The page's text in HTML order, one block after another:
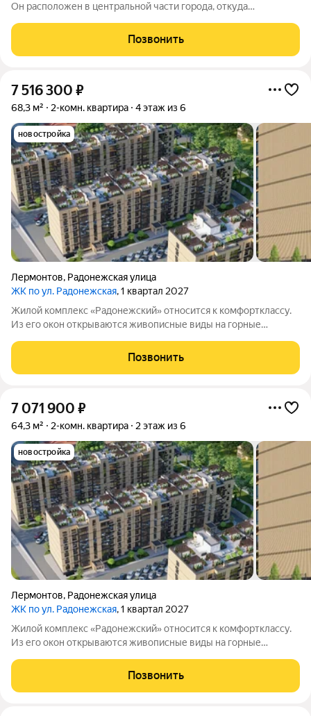
Он расположен в центральной части города, откуда
Бештау, Шелудивую и Кавказский хребет. Город, где находится
комплекс, входит в особо
Позвонить
7 516 300 ₽
68,3 м² 2-комн. квартира 4 этаж из 6
новостройка
Лермонтов, Радонежская улица
ЖК по ул. Радонежская, 1 квартал 2027
Жилой комплекс «Радонежский» относится к комфортклассу.
Из его окон открываются живописные виды на горные
Комплекс состоит из четырёх шестиэтажных домов. Здания
возведены из полнотелого
Позвонить
7 071 900 ₽
64,3 м² 2-комн. квартира 2 этаж из 6
новостройка
Лермонтов, Радонежская улица
ЖК по ул. Радонежская, 1 квартал 2027
Жилой комплекс «Радонежский» относится к комфортклассу.
Из его окон открываются живописные виды на горные
хребет. Комплекс состоит из четырёх шестиэтажных домов.
Здания возведены из
Позвонить